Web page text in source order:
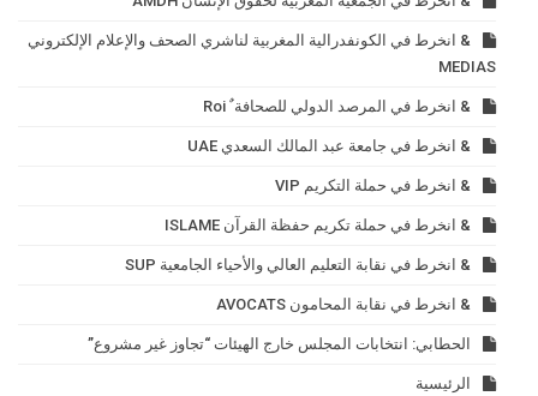
& انخرط في الكونفدرالية المغربية لناشري الصحف والإعلام الإلكتروني
MEDIAS
& انخرط في المرصد الدولي للصحافة ٌ Roi
& انخرط في جامعة عبد المالك السعدي UAE
& انخرط في حملة التكريم VIP
& انخرط في حملة تكريم حفظة القرآن ISLAME
& انخرط في نقابة التعليم العالي والأحياء الجامعية SUP
& انخرط في نقابة المحامون AVOCATS
الحطابي: انتخابات المجلس خارج الهيئات “تجاوز غير مشروع”
الرئيسية